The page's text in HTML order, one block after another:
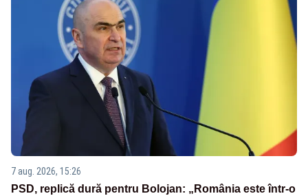
7 aug. 2026, 15:26
PSD, replică dură pentru Bolojan: „România este într-o